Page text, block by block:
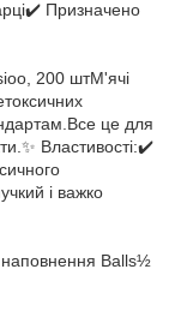
Призначено
200 штМ'ячі
це для
Властивості:✔️
і важко
Balls½